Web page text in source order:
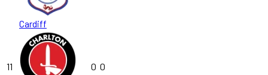
Cardiff
11 0 0